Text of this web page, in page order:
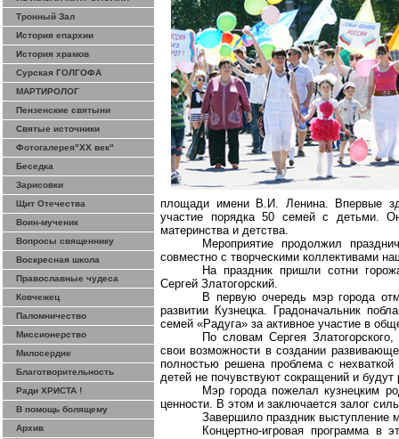
Тронный Зал
История епархии
История храмов
Сурская ГОЛГОФА
МАРТИРОЛОГ
Пензенские святыни
Святые источники
Фотогалерея"ХХ век"
Беседка
Зарисовки
Щит Отечества
Воин-мученик
Вопросы священнику
Воскресная школа
Православные чудеса
Ковчежец
Паломничество
Миссионерство
Милосердие
Благотворительность
Ради ХРИСТА !
В помощь болящему
Архив
площади имени В.И. Ленина. Впервые
участие порядка 50 семей с детьми.
материнства и детства.
Мероприятие продолжил
совместно с творческими коллективами
На праздник пришли сотни
Сергей Златогорский.
В первую очередь мэр города
развитии Кузнецка. Градоначальник
семей «Радуга» за активное участие в
По словам СергеяЗлатогорского,
свои возможности в создании
полностью решена проблема с
детей не почувствуют сокращений и
Мэр города пожелал кузнецким
ценности. В этом и заключается залог
Завершило праздник выступление
Концертно-игровая программа